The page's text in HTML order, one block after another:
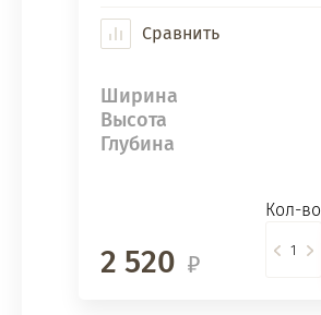
Сравнить
Ширина
Высота
Глубина
2 520
Кол-во